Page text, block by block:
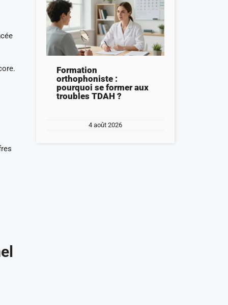
Formation
orthophoniste :
pourquoi se former aux
troubles TDAH ?
4 août 2026